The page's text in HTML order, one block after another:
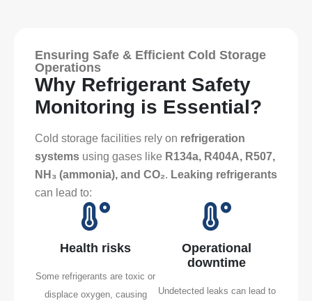
Ensuring Safe & Efficient Cold Storage
Operations
Why Refrigerant Safety
Monitoring is Essential?
Cold storage facilities rely on refrigeration
systems using gases like R134a, R404A, R507,
NH₃ (ammonia), and CO₂. Leaking refrigerants
can lead to:
Health risks
Some refrigerants are toxic or
displace oxygen, causing
Operational
downtime
Undetected leaks can lead to